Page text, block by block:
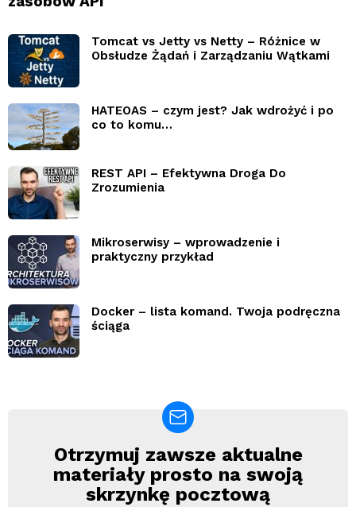
Tomcat vs Jetty vs Netty – Różnice w
Obsłudze Żądań i Zarządzaniu Wątkami
HATEOAS – czym jest? Jak wdrożyć i po
co to komu…
REST API – Efektywna Droga Do
Zrozumienia
Mikroserwisy – wprowadzenie i
praktyczny przykład
Docker – lista komand. Twoja podręczna
ściąga
Newsletter
Otrzymuj zawsze aktualne
materiały prosto na swoją
skrzynkę pocztową